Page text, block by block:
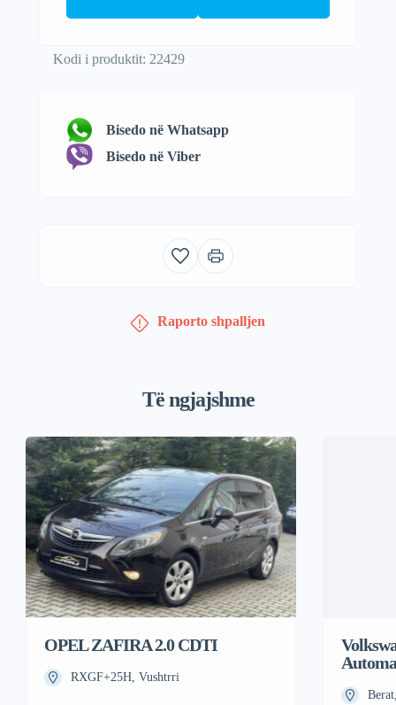
Kodi i produktit: 22429
Bisedo në Whatsapp
Bisedo në Viber
Raporto shpalljen
Të ngjajshme
OPEL ZAFIRA 2.0 CDTI
RXGF+25H, Vushtrri